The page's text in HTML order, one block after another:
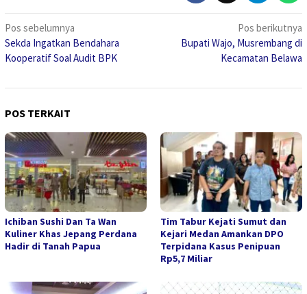
Navigasi
pos
Pos sebelumnya
Sekda Ingatkan Bendahara
Kooperatif Soal Audit BPK
Pos berikutnya
Bupati Wajo, Musrembang di
Kecamatan Belawa
POS TERKAIT
Ichiban Sushi Dan Ta Wan
Kuliner Khas Jepang Perdana
Hadir di Tanah Papua
Tim Tabur Kejati Sumut dan
Kejari Medan Amankan DPO
Terpidana Kasus Penipuan
Rp5,7 Miliar